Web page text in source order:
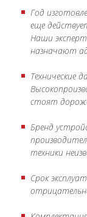
Год
еще
Наши
назначают
Технические
стоят
Бренд
техники
Срок